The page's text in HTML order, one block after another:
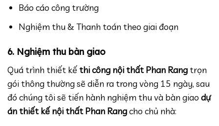
Báo cáo công trường
Nghiệm thu & Thanh toán theo giai đoạn
6. Nghiệm thu bàn giao
Quá trình thiết kế thi công nội thất Phan Rang trọn
gói thông thường sẽ diễn ra trong vòng 15 ngày, sau
đó chúng tôi sẽ tiến hành nghiệm thu và bàn giao dự
án thiết kế nội thất Phan Rangcho chủ nhà: